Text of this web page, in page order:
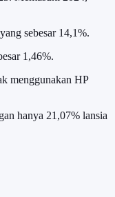
sebesar 14,1%.
1,46%.
menggunakan HP
hanya 21,07% lansia